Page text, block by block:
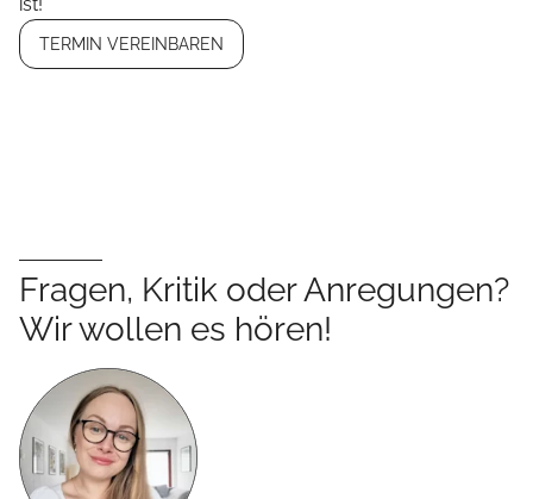
TERMIN VEREINBAREN
Fragen, Kritik oder Anregungen?
Wir wollen es hören!